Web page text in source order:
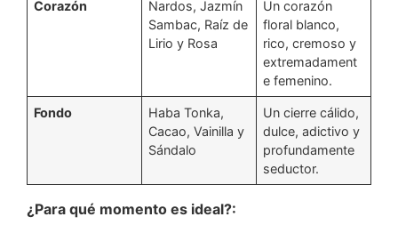
Corazón
Nardos, Jazmín
Sambac, Raíz de
Lirio y Rosa
Un corazón
floral blanco,
rico, cremoso y
extremadament
e femenino.
Fondo
Haba Tonka,
Cacao, Vainilla y
Sándalo
Un cierre cálido,
dulce, adictivo y
profundamente
seductor.
¿Para qué momento es ideal?: